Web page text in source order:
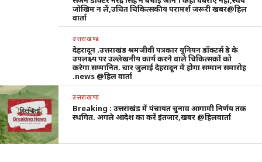
जोखिम न लें,उचित चिकित्सकीय परामर्श जरूरी खबर@हिल
वार्ता
उत्तराखण्ड
देहरादून .उत्तराखंड श्रमजीवी पत्रकार यूनियन डॉक्टर्स डे के
उपलक्ष्य पर उल्लेखनीय कार्य करने वाले चिकित्सकों को
करेगा सम्मानित. चार जुलाई देहरादून में होगा सम्मान समारोह
.news @हिल वार्ता
उत्तराखण्ड
Breaking : उत्तराखंड में पंचायत चुनाव आगामी निर्णय तक
स्थगित. अगले आदेश का करें इंतजार,खबर @हिलवार्ता